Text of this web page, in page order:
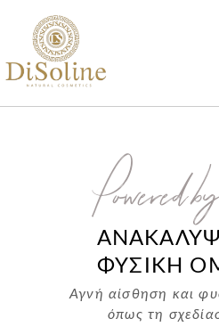
Powered
ΦΥΣΙΚΗ
Αγνή αίσθηση και
όπως τη